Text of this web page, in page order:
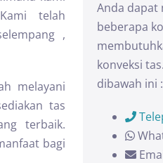
telah
,
melayani
tas
terbaik.
bagi
Anda dapat
beberapa
konveksi
dibawah ini :